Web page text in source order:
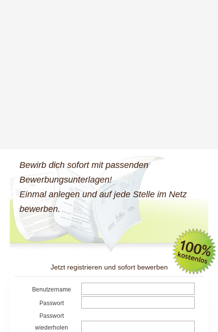
Bewirb dich sofort mit passenden
Bewerbungsunterlagen!
Einmal anlegen und auf jede Stelle im Netz
bewerben.
Jetzt registrieren und sofort bewerben
Benutzername
Passwort
Passwort
wiederholen